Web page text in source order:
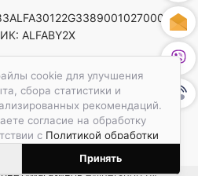
cookie для улучшения
сбора статистики и
рекомендаций.
согласие на обработку
с Политикой обработки
Принять
в
ALFABY2X
от 14.08.2025 Минский